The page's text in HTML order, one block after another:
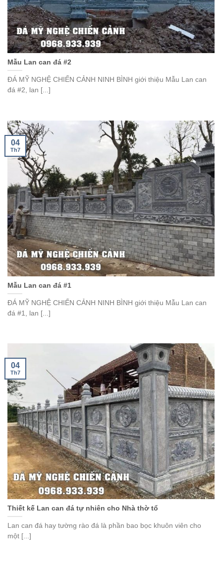
Mẫu Lan can đá #2
ĐÁ MỸ NGHỆ CHIẾN CẢNH NINH BÌNH giới thiệu Mẫu Lan can
đá #2, lan [...]
Mẫu Lan can đá #1
ĐÁ MỸ NGHỆ CHIẾN CẢNH NINH BÌNH giới thiệu Mẫu Lan can
đá #1, lan [...]
04
Th7
Thiết kế Lan can đá tự nhiên cho Nhà thờ tổ
Lan can đá hay tường rào đá là phần bao bọc khuôn viên cho
một [...]
04
Th7